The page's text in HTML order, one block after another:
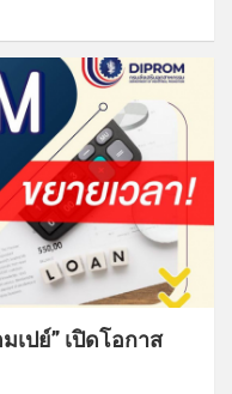
เปย์” เปิดโอกาส